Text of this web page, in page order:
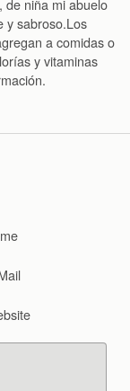
y sabroso.Los
a comidas o
y vitaminas